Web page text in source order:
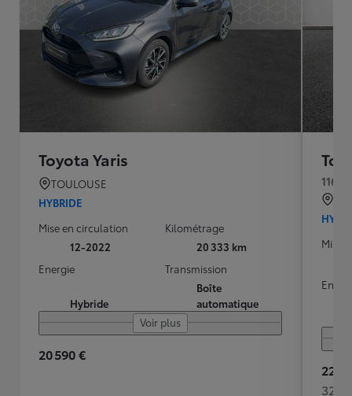
Toyota Yaris
TOULOUSE
HYBRIDE
Mise en circulation
12-2022
Kilométrage
20 333 km
Energie
Hybride
Transmission
Boîte
automatique
Voir plus
20 590 €
116h
Mise
22
320